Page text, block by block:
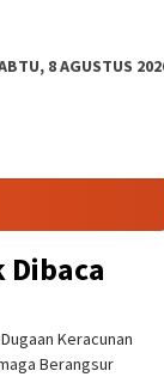
8 AGUSTUS
Dibaca
Keracunan
Berangsur